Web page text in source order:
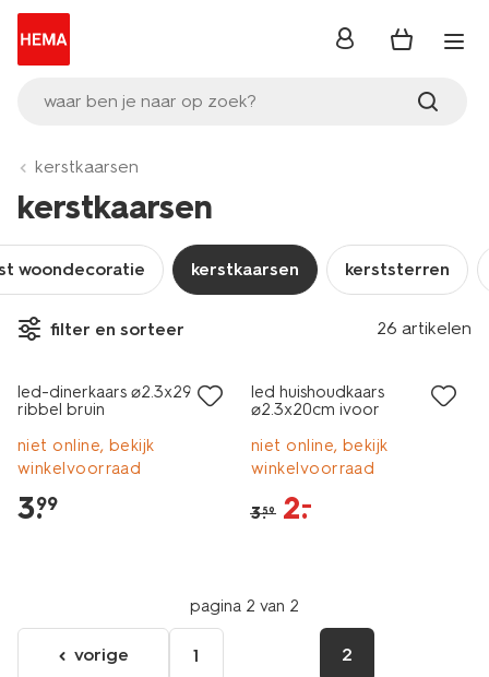
waar ben je naar op zoek?
inloggen
kerstkaarsen
kerstkaarsen
woondecoratie kerstkaarsen kerststerren
filter en sorteer 26 artikelen
led-dinerkaars ⌀2.3x29cm
ribbel bruin
niet online, bekijk
winkelvoorraad
3.
99
led huishoudkaars
⌀2.3x20cm ivoor
niet online, bekijk
winkelvoorraad
3.59 2.
–
pagina 2 van 2
ga
vorige 1 2